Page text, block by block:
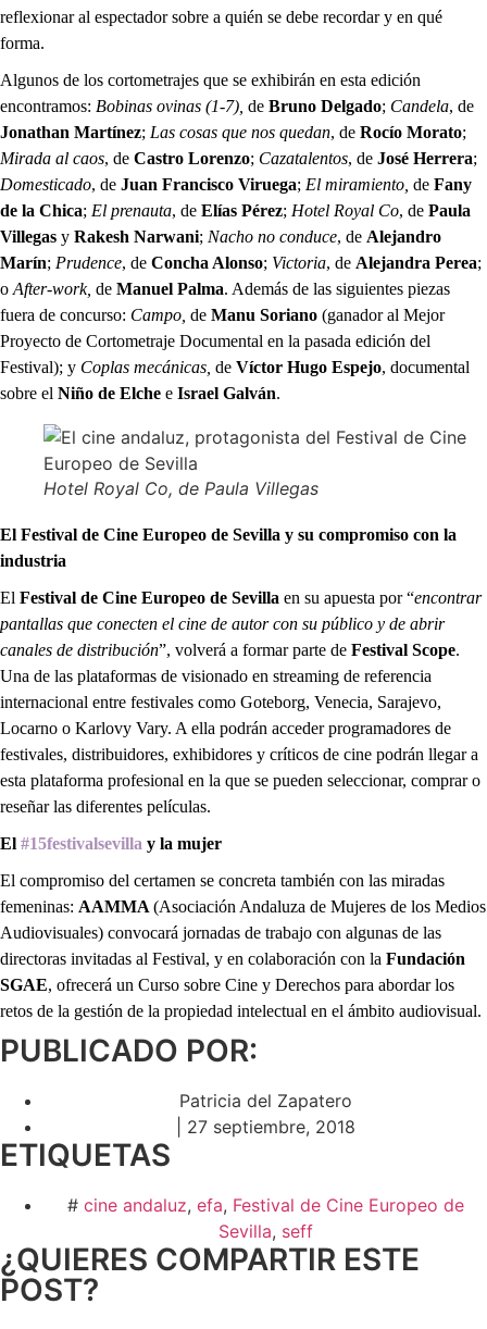
reflexionar al espectador sobre a quién se debe recordar y en qué
forma.
Algunos de los cortometrajes que se exhibirán en esta edición
encontramos: Bobinas ovinas (1-7), de Bruno Delgado; Candela, de
Jonathan Martínez; Las cosas que nos quedan, de Rocío Morato;
Mirada al caos, de Castro Lorenzo; Cazatalentos, de José Herrera;
Domesticado, de Juan Francisco Viruega; El miramiento, de Fany
de la Chica; El prenauta, de Elías Pérez; Hotel Royal Co, de Paula
Villegas y Rakesh Narwani; Nacho no conduce, de Alejandro
Marín; Prudence, de Concha Alonso; Victoria, de Alejandra Perea;
o After-work, de Manuel Palma. Además de las siguientes piezas
fuera de concurso: Campo, de Manu Soriano (ganador al Mejor
Proyecto de Cortometraje Documental en la pasada edición del
Festival); y Coplas mecánicas, de Víctor Hugo Espejo, documental
sobre el Niño de Elche e Israel Galván.
Hotel Royal Co, de Paula Villegas
El Festival de Cine Europeo de Sevilla y su compromiso con la
industria
El Festival de Cine Europeo de Sevilla en su apuesta por “encontrar
pantallas que conecten el cine de autor con su público y de abrir
canales de distribución”, volverá a formar parte de Festival Scope.
Una de las plataformas de visionado en streaming de referencia
internacional entre festivales como Goteborg, Venecia, Sarajevo,
Locarno o Karlovy Vary. A ella podrán acceder programadores de
festivales, distribuidores, exhibidores y críticos de cine podrán llegar a
esta plataforma profesional en la que se pueden seleccionar, comprar o
reseñar las diferentes películas.
El #15festivalsevilla y la mujer
El compromiso del certamen se concreta también con las miradas
femeninas: AAMMA (Asociación Andaluza de Mujeres de los Medios
Audiovisuales) convocará jornadas de trabajo con algunas de las
directoras invitadas al Festival, y en colaboración con la Fundación
SGAE, ofrecerá un Curso sobre Cine y Derechos para abordar los
retos de la gestión de la propiedad intelectual en el ámbito audiovisual.
PUBLICADO POR:
Patricia del Zapatero
27 septiembre, 2018
ETIQUETAS
# cine andaluz, efa, Festival de Cine Europeo de
Sevilla, seff
¿QUIERES COMPARTIR ESTE
POST?